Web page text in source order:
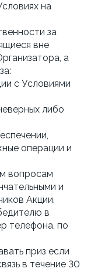
на
за
вне
а
с Условиями
либо
операции и
вопросам
и
Акции.
в
телефона, по
приз если
в течение 30